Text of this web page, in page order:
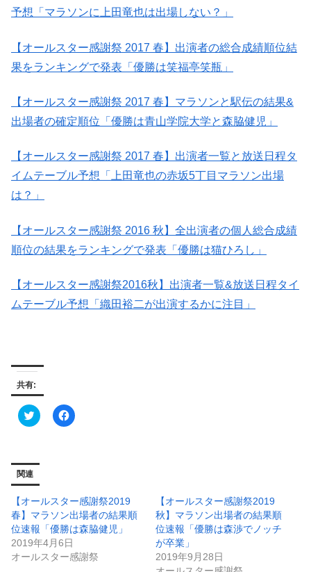
予想「マラソンに上田竜也は出場しない？」
【オールスター感謝祭 2017 春】出演者の総合成績順位結
果をランキングで発表「優勝は笑福亭笑瓶」
【オールスター感謝祭 2017 春】マラソンと駅伝の結果&
出場者の確定順位「優勝は青山学院大学と森脇健児」
【オールスター感謝祭 2017 春】出演者一覧と放送日程タ
イムテーブル予想「上田竜也の赤坂5丁目マラソン出場
は？」
【オールスター感謝祭 2016 秋】全出演者の個人総合成績
順位の結果をランキングで発表「優勝は猫ひろし」
【オールスター感謝祭2016秋】出演者一覧&放送日程タイ
ムテーブル予想「織田裕二が出演するかに注目」
共有:
ク
リ
T
i
t
e
r
で
共
有
(
F
a
有
す
る
に
は
ク
リ
関連
【オールスター感謝祭2019
春】マラソン出場者の結果順
位速報「優勝は森脇健児」
2019年4月6日
オールスター感謝祭
【オールスター感謝祭2019
秋】マラソン出場者の結果順
位速報「優勝は森渉でノッチ
が卒業」
2019年9月28日